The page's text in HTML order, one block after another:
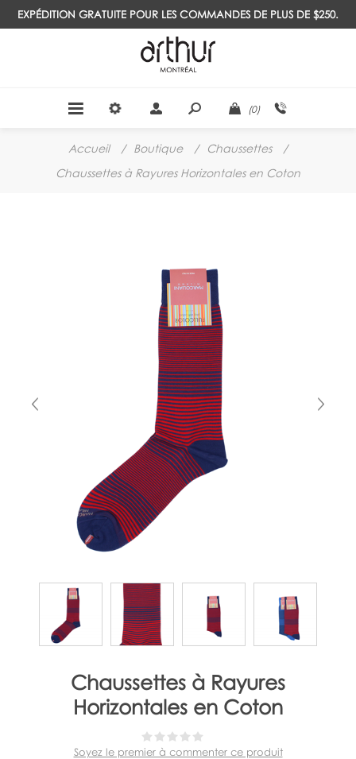
EXPÉDITION GRATUITE POUR LES COMMANDES DE PLUS DE $250.
(0)
Accueil / Boutique / Chaussettes
/
Chaussettes à Rayures Horizontales en Coton
Chaussettes à Rayures
Horizontales en Coton
Soyez le premier à commenter ce produit